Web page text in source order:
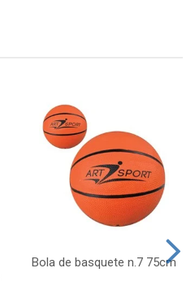
Bola de basquete n.7 75cm